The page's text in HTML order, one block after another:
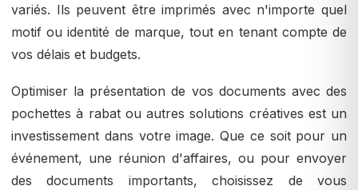
variés. Ils peuvent être imprimés avec n'importe quel
motif ou identité de marque, tout en tenant compte de
vos délais et budgets.
Optimiser la présentation de vos documents avec des
pochettes à rabat ou autres solutions créatives est un
investissement dans votre image. Que ce soit pour un
événement, une réunion d'affaires, ou pour envoyer
des documents importants, choisissez de vous